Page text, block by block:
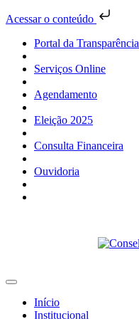
Acessar o conteúdo
Portal da Transparência
Serviços Online
Agendamento
Eleição 2025
Consulta Financeira
Ouvidoria
Início
Institucional